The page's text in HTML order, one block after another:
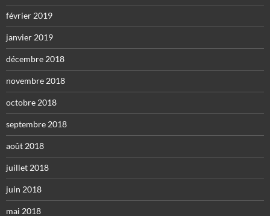
février 2019
janvier 2019
décembre 2018
novembre 2018
octobre 2018
septembre 2018
août 2018
juillet 2018
juin 2018
mai 2018